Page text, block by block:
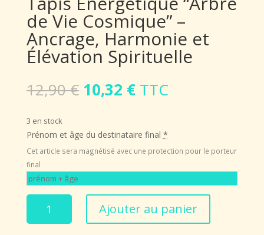
de Vie Cosmique” –
Ancrage, Harmonie et
Élévation Spirituelle
12,90€ Le
prix
était :
12,90 €.
10,32 €Le
prix
est :
10,32 €.
TTC
3 en stock
Prénom et âge du destinataire final *
Cet article sera magnétisé avec une protection pour le porteur
final
Ajouter au panier